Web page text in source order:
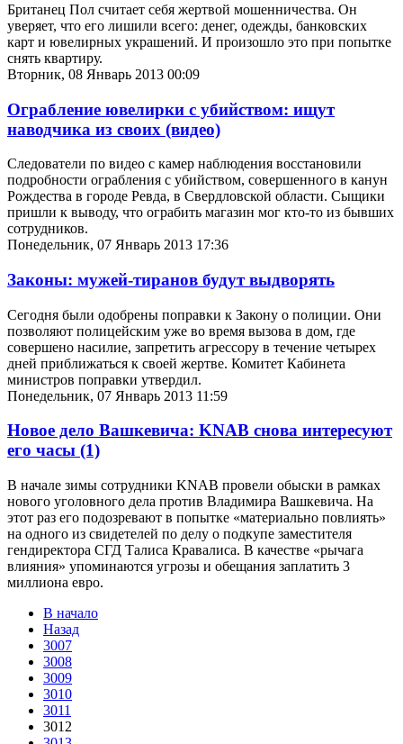
Британец Пол считает себя жертвой мошенничества. Он
уверяет, что его лишили всего: денег, одежды, банковских
карт и ювелирных украшений. И произошло это при попытке
снять квартиру.
Вторник, 08 Январь 2013 00:09
Ограбление ювелирки с убийством: ищут
наводчика из своих (видео)
Следователи по видео с камер наблюдения восстановили
подробности ограбления с убийством, совершенного в канун
Рождества в городе Ревда, в Свердловской области. Сыщики
пришли к выводу, что ограбить магазин мог кто-то из бывших
сотрудников.
Понедельник, 07 Январь 2013 17:36
Законы: мужей-тиранов будут выдворять
Сегодня были одобрены поправки к Закону о полиции. Они
позволяют полицейским уже во время вызова в дом, где
совершено насилие, запретить агрессору в течение четырех
дней приближаться к своей жертве. Комитет Кабинета
министров поправки утвердил.
Понедельник, 07 Январь 2013 11:59
Новое дело Вашкевича: KNAB снова интересуют
его часы (1)
В начале зимы сотрудники KNAB провели обыски в рамках
нового уголовного дела против Владимира Вашкевича. На
этот раз его подозревают в попытке «материально повлиять»
на одного из свидетелей по делу о подкупе заместителя
гендиректора СГД Талиса Кравалиса. В качестве «рычага
влияния» упоминаются угрозы и обещания заплатить 3
миллиона евро.
В начало
Назад
3007
3008
3009
3010
3011
3012